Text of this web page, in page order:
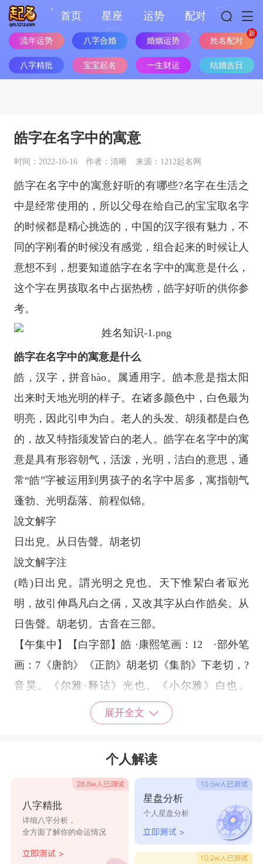
首页 星座 运势 配对
流年运势 八字合婚 婚姻运势 姓名配对
八字精批 宝宝起名 一生财运 结婚吉日
皓字在名字中的寓意
时间：2022-10-16 作者：清晰 来源：1212起名网
皓字在名字中的寓意好听的有哪些?名字在生活之
中是经常使用的，所以父母在给自己的宝宝取名字
的时候都是精心挑选的，中国的汉字很有魅力，不
同的字刚看的时候没有感觉，组合起来的时候让人
意想不到，想要知道皓字在名字中的寓意是什么，
这个字在男孩取名中占据热榜，皓字好听的供你参
考。
皓字在名字中的寓意是什么
皓，汉字，拼音hào。属通用字。皓本意是指太阳
出来时天地光明的样子。在诸多颜色中，白色最为
明亮，因此引申为白。老人的头发、胡须都是白色
的，故又特指须发皆白的老人。皓字在名字中的寓
意是具有形容朝气，活泼，光明，洁白的意思，通
常“皓”字被运用到男孩子的名字中居多，寓指朝气
蓬勃、光明磊落、前程似锦。
說文解字
日出皃。从日告聲。胡老切
說文解字注
(晧)日出皃。謂光明之皃也。天下惟絜白者冣光
明，故引伸爲凡白之偁，又改其字从白作皓矣。从
日吿聲。胡老切。古音在三部。
【午集中】【白字部】皓 ·康熙笔画：12 ·部外笔
画：7《唐韵》《正韵》胡老切《集韵》下老切，?
音昊。《尔雅·释诂》光也。《小尔雅》白也。
《博雅》皓皓，明也。《诗·?风》月出皓兮。《扬
子·渊骞篇》明星皓皓。又《集韵》洁白也。《诗·
下鹄。鹄，音告。又虚旷貌。《大戴礼》常以皓
皓，是以眉寿。又皓胶，水冻貌。《楚辞·大招》
雾雨淫淫，白皓胶只。又《广韵》颢，今作皓。
《说文》商山四颢，白首老人也。《史记·留侯世
家》四人从太子，须眉皓白。《师古注》所以谓之
展开全文
个人解读
八字精批
详细八字分析，
全方面了解你的命运情况
星盘分析
个人星盘分析